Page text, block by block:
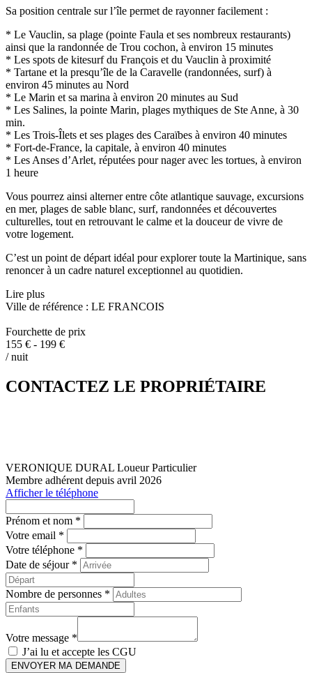
Sa position centrale sur l’île permet de rayonner facilement :
* Le Vauclin, sa plage (pointe Faula et ses nombreux restaurants)
ainsi que la randonnée de Trou cochon, à environ 15 minutes
* Les spots de kitesurf du François et du Vauclin à proximité
* Tartane et la presqu’île de la Caravelle (randonnées, surf) à
environ 45 minutes au Nord
* Le Marin et sa marina à environ 20 minutes au Sud
* Les Salines, la pointe Marin, plages mythiques de Ste Anne, à 30
min.
* Les Trois-Îlets et ses plages des Caraïbes à environ 40 minutes
* Fort-de-France, la capitale, à environ 40 minutes
* Les Anses d’Arlet, réputées pour nager avec les tortues, à environ
1 heure
Vous pourrez ainsi alterner entre côte atlantique sauvage, excursions
en mer, plages de sable blanc, surf, randonnées et découvertes
culturelles, tout en retrouvant le calme et la douceur de vivre de
votre logement.
C’est un point de départ idéal pour explorer toute la Martinique, sans
renoncer à un cadre naturel exceptionnel au quotidien.
Lire plus
Ville de référence : LE FRANCOIS
Fourchette de prix
155 € - 199 €
/ nuit
CONTACTEZ LE PROPRIÉTAIRE
VERONIQUE DURAL Loueur Particulier
Membre adhérent depuis avril 2026
Afficher le téléphone
Prénom et nom *
Votre email *
Votre téléphone *
Date de séjour *
Nombre de personnes *
Votre message *
J’ai lu et accepte les CGU
ENVOYER MA DEMANDE